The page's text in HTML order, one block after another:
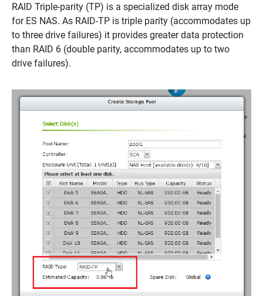
RAID Triple-parity (TP) is a specialized disk array mode
for ES NAS. As RAID-TP is triple parity (accommodates up
to three drive failures) it provides greater data protection
than RAID 6 (double parity, accommodates up to two
drive failures).